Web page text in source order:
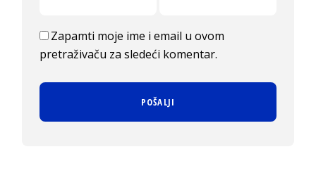
Zapamti moje ime i email u ovom
pretraživaču za sledeći komentar.